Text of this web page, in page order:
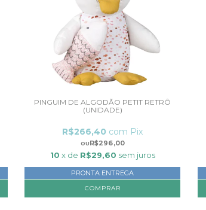
PINGUIM DE ALGODÃO PETIT RETRÔ
(UNIDADE)
R$296,00
R$266,40 com Pix
10 x de R$29,60 sem juros
PRONTA ENTREGA